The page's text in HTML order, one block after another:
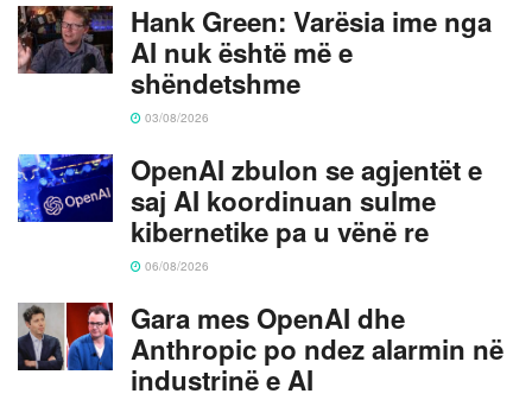
Hank Green: Varësia ime nga
AI nuk është më e
shëndetshme
03/08/2026
OpenAI zbulon se agjentët e
saj AI koordinuan sulme
kibernetike pa u vënë re
06/08/2026
Gara mes OpenAI dhe
Anthropic po ndez alarmin në
industrinë e AI